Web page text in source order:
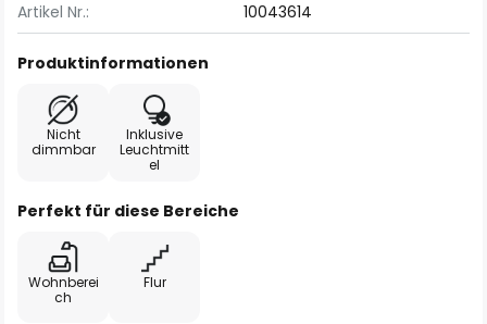
Artikel Nr.: 10043614
Produktinformationen
Nicht
dimmbar
Inklusive
Leuchtmitt
el
Perfekt für diese Bereiche
Wohnberei
ch
Flur